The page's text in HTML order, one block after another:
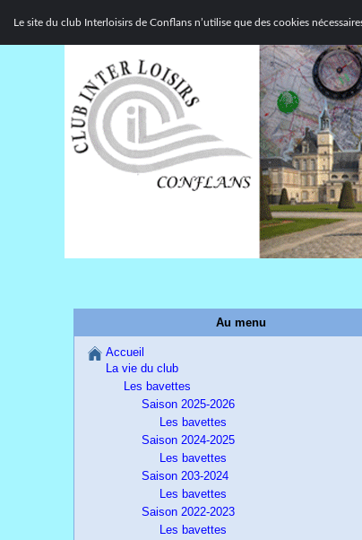
Le site du club Interloisirs de Conflans n’utilise que des cookies
Au menu
Accueil
La vie du club
Les bavettes
Saison 2025-2026
Les bavettes
Saison 2024-2025
Les bavettes
Saison 203-2024
Les bavettes
Saison 2022-2023
Les bavettes